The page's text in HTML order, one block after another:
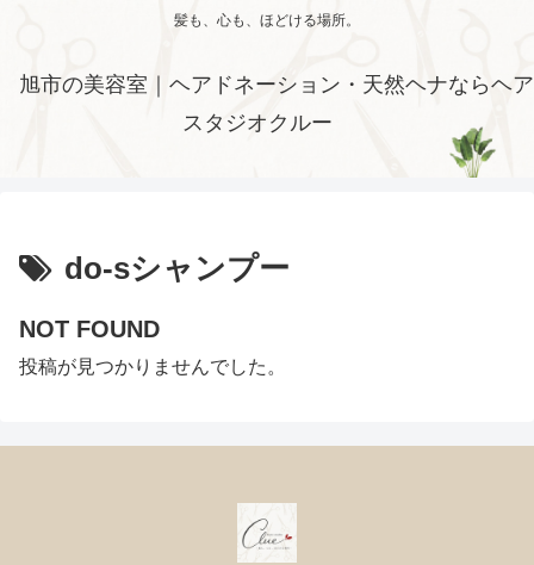
髪も、心も、ほどける場所。
旭市の美容室｜ヘアドネーション・天然ヘナならヘア
スタジオクルー
do-sシャンプー
NOT FOUND
投稿が見つかりませんでした。